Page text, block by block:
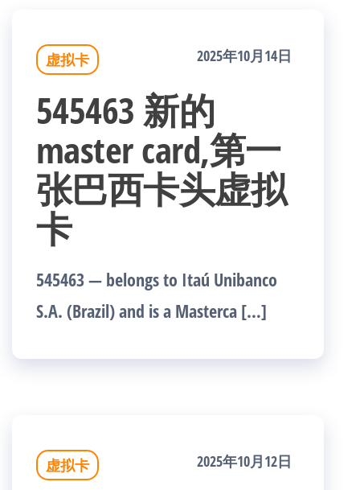
虚拟卡 2025年10月14日
545463 新的
master card,第一
张巴西卡头虚拟
卡
545463 — belongs to Itaú Unibanco
S.A. (Brazil) and is a Masterca […]
虚拟卡 2025年10月12日